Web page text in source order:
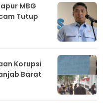
MBG
Tutup
Korupsi
Barat